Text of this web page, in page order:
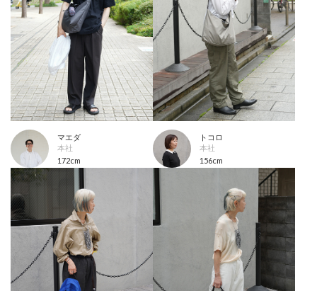
マエダ
本社
172cm
トコロ
本社
156cm